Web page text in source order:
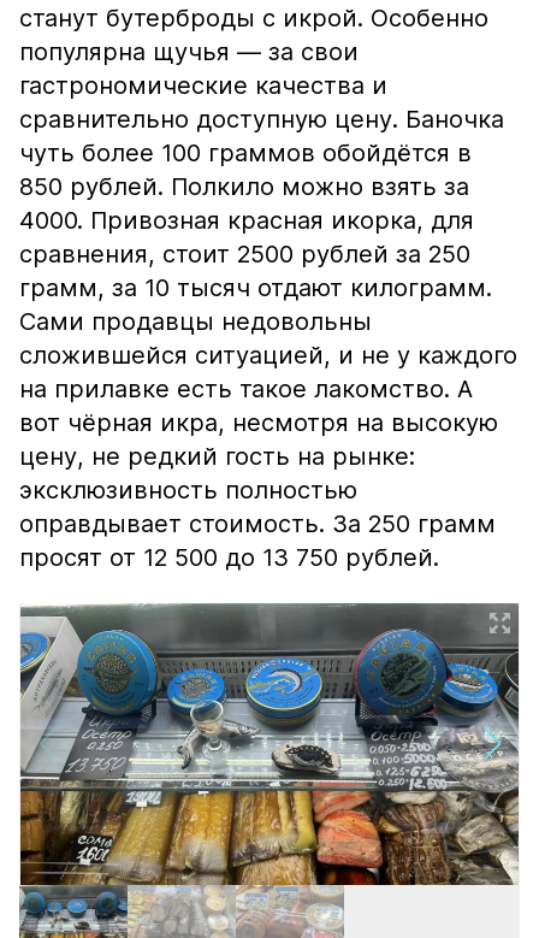
станут бутерброды с икрой. Особенно
популярна щучья — за свои
гастрономические качества и
сравнительно доступную цену. Баночка
чуть более 100 граммов обойдётся в
850 рублей. Полкило можно взять за
4000. Привозная красная икорка, для
сравнения, стоит 2500 рублей за 250
грамм, за 10 тысяч отдают килограмм.
Сами продавцы недовольны
сложившейся ситуацией, и не у каждого
на прилавке есть такое лакомство. А
вот чёрная икра, несмотря на высокую
цену, не редкий гость на рынке:
эксклюзивность полностью
оправдывает стоимость. За 250 грамм
просят от 12 500 до 13 750 рублей.